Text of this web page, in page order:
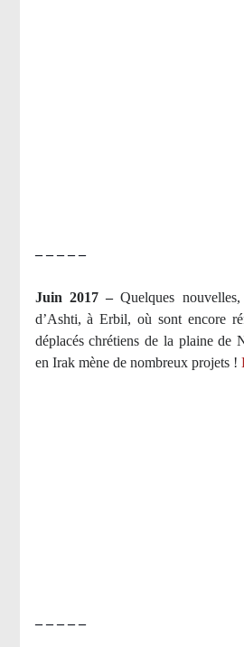
– – – – –
Juin 2017 –Quelques
d’Ashti, à Erbil, où sont encore
déplacés chrétiens de la plaine de
en Irak mène de nombreux projets !
– – – – –